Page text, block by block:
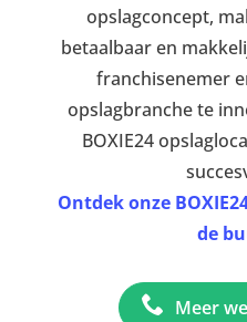
opslagconcept,
betaalbaar en
franchisenemer
opslagbranche te
BOXIE24
Ontdek onze
de
Meer